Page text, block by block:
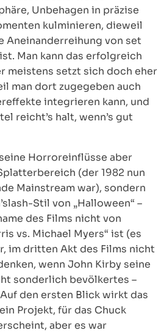
Unbehagen in präzise
kulminieren, dieweil
Aneinanderreihung von set
Man kann das erfolgreich
meistens setzt sich doch eher
man dort zugegeben auch
integrieren kann, und
reicht’s halt, wenn’s gut
Horroreinflüsse aber
(der 1982 nun
Mainstream war), sondern
Stil von „Halloween“ –
des Films nicht von
vs. Michael Myers“ ist (es
im dritten Akt des Films nicht
wenn John Kirby seine
sonderlich bevölkertes –
den ersten Blick wirkt das
Projekt, für das Chuck
aber es war